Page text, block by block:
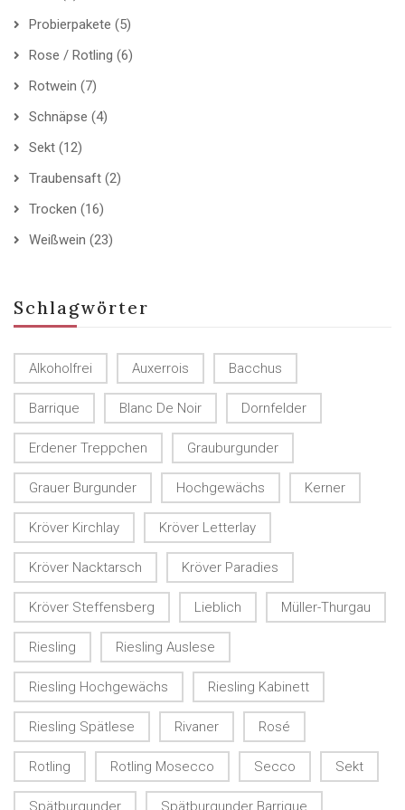
Probierpakete (5)
Rose / Rotling (6)
Rotwein (7)
Schnäpse (4)
Sekt (12)
Traubensaft (2)
Trocken (16)
Weißwein (23)
Schlagwörter
Alkoholfrei Auxerrois Bacchus
Barrique Blanc De Noir Dornfelder
Erdener Treppchen Grauburgunder
Grauer Burgunder Hochgewächs Kerner
Kröver Kirchlay Kröver Letterlay
Kröver Nacktarsch Kröver Paradies
Kröver Steffensberg Lieblich Müller-Thurgau
Riesling Riesling Auslese
Riesling Hochgewächs Riesling Kabinett
Riesling Spätlese Rivaner Rosé
Rotling Rotling Mosecco Secco Sekt
Spätburgunder Spätburgunder Barrique